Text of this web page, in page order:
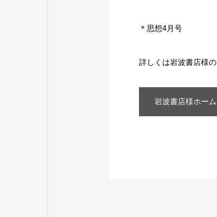
＊思想4月号
詳しくは岩波書店様
岩波書店様ホー